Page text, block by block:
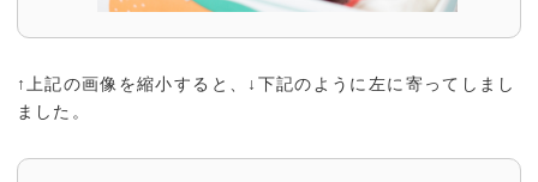
↑上記の画像を縮小すると、↓下記のように左に寄ってしまし
ました。